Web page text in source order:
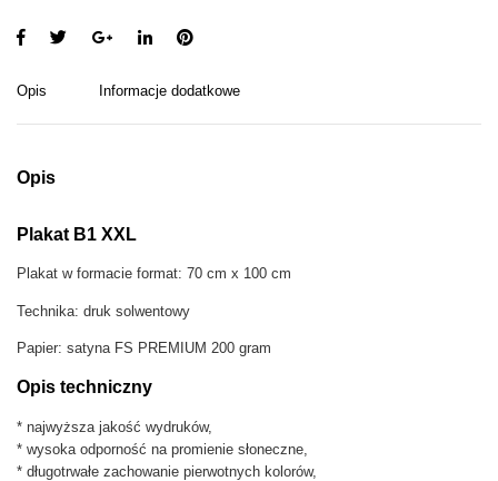
ś
c
#
k
a
r
:
Opis Informacje dodatkowe
Opis
Plakat B1 XXL
Plakat w formacie format: 70 cm x 100 cm
Technika: druk solwentowy
Papier: satyna FS PREMIUM 200 gram
Opis techniczny
* najwyższa jakość wydruków,
* wysoka odporność na promienie słoneczne,
* długotrwałe zachowanie pierwotnych kolorów,